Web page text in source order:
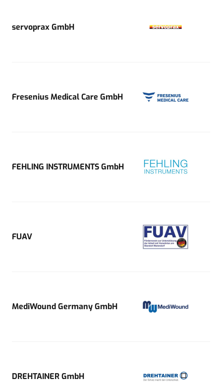
servoprax GmbH
Fresenius Medical Care GmbH
FEHLING INSTRUMENTS GmbH
FUAV
MediWound Germany GmbH
DREHTAINER GmbH